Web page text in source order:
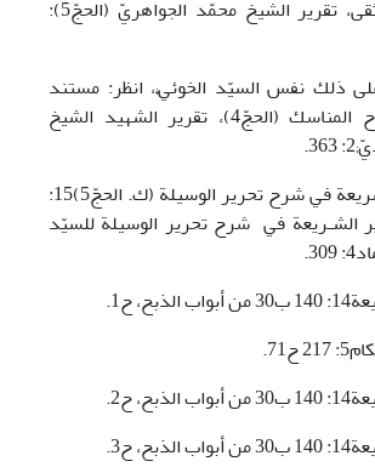
شرح العروة الوثقى، تقرير الشيخ محمّد الجواهريّ (الحجّ5):
ذلك نفس السيّد الخوئيّ;، انظر: مستند
الناسك في شرح المناسك (الحجّ4)، تقرير الشهيد الشيخ
. تفصيل الشريعة في شرح تحرير الوسيلة (ك. الحجّ5)15:
الشـريعة في شرح تحرير الوسيلة للسيّد
ح1.
ح71.
ح2.
ح3.